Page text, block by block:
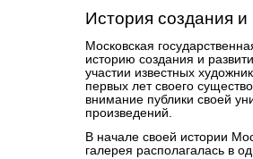
История создания и
Московская
историю создания и
участии известных
первых лет своего
внимание публики своей
произведений.
В начале своей истории
галерея располагалась в